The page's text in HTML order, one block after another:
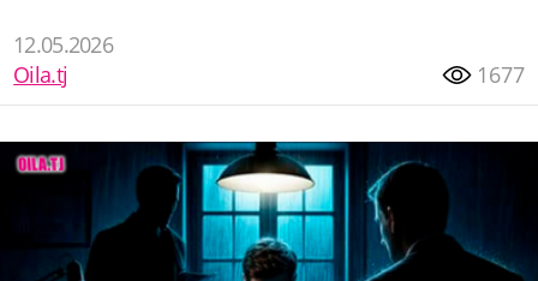
12.05.2026
Oila.tj
1677